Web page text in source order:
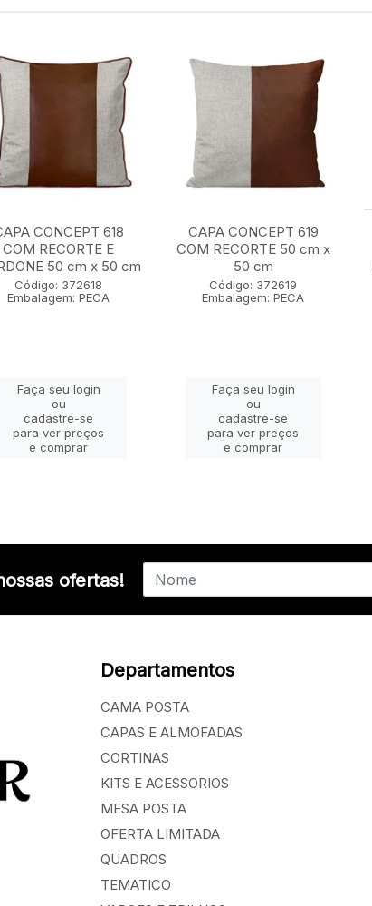
CONCEPT 618
COM RECORTE E
50 cm x 50 cm
Código: 372618
Embalagem: PECA
Faça seu login
ou
cadastre-se
para ver preços
e comprar
CAPA CONCEPT 619
COM RECORTE 50 cm x
50 cm
Código: 372619
Embalagem: PECA
Faça seu login
ou
cadastre-se
para ver preços
e comprar
ofertas!
Departamentos
CAMA POSTA
CAPAS E ALMOFADAS
CORTINAS
KITS E ACESSORIOS
MESA POSTA
OFERTA LIMITADA
QUADROS
TEMATICO